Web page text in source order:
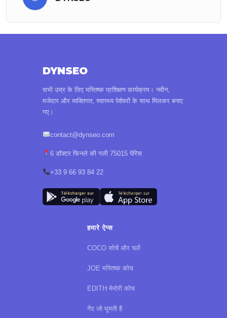
DYNSEO
सभी उम्र के लिए मस्तिष्क प्रशिक्षण कार्यक्रम। नवीन,
मजेदार और व्यक्तिगत, स्वास्थ्य पेशेवरों के साथ मिलकर बनाए
गए।
contact@dynseo.com
6 डॉक्टर फिनले की गली 75015 पेरिस
+33 9 66 93 84 22
हमारे ऐप्स
COCO सोचें और चलें
JOE मस्तिष्क कोच
EDITH मेमोरी कोच
गेंद जो घूमती है